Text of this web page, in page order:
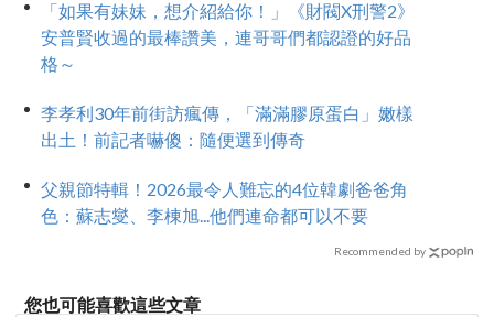
「如果有妹妹，想介紹給你！」《財閥X刑警2》
安普賢收過的最棒讚美，連哥哥們都認證的好品
格～
李孝利30年前街訪瘋傳，「滿滿膠原蛋白」嫩樣
出土！前記者嚇傻：隨便選到傳奇
父親節特輯！2026最令人難忘的4位韓劇爸爸角
色：蘇志燮、李棟旭...他們連命都可以不要
Recommended by
您也可能喜歡這些文章